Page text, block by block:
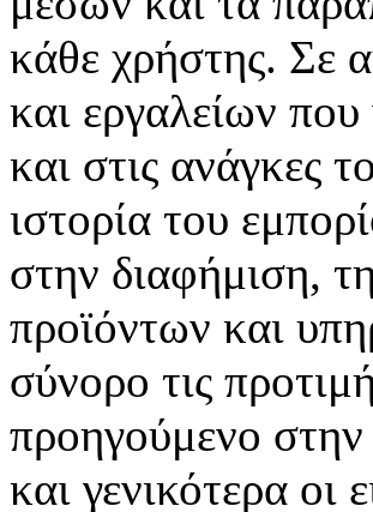
κάθε χρήστης. Σε
και εργαλείων
και στις ανάγκες
ιστορία του
στην διαφήμιση,
προϊόντων και
σύνορο τις
προηγούμενο στην
και γενικότερα οι